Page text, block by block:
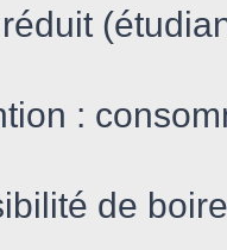
:
de